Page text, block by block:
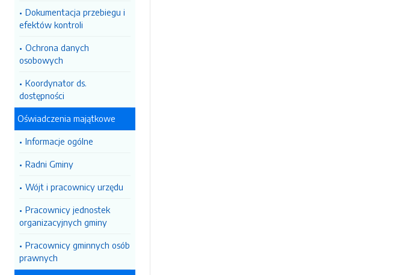
Dokumentacja przebiegu i
efektów kontroli
Ochrona danych
osobowych
Koordynator ds.
dostępności
Oświadczenia majątkowe
Informacje ogólne
Radni Gminy
Wójt i pracownicy urzędu
Pracownicy jednostek
organizacyjnych gminy
Pracownicy gminnych osób
prawnych